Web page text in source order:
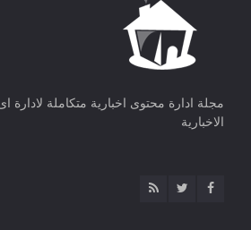
مجلة ادارة محتوى اخبارية متكاملة لادارة
الاخبارية